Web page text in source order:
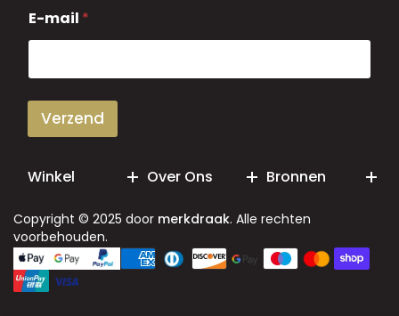
-
m
i
E-mail *
Verzend
Winkel Over Ons Bronnen
Copyright © 2025 door merkdraak. Alle rechten
voorbehouden.